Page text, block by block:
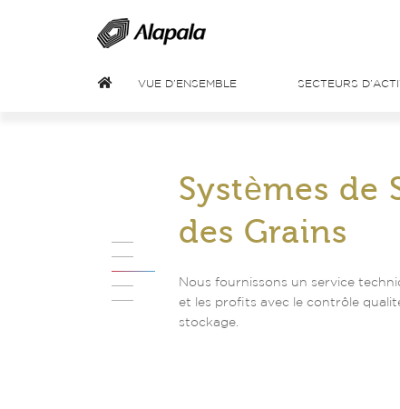
VUE D’ENSEMBLE SECTEURS
Systèmes de
des Grains
Nous fournissons un service
et les profits avec le contrôle
stockage.